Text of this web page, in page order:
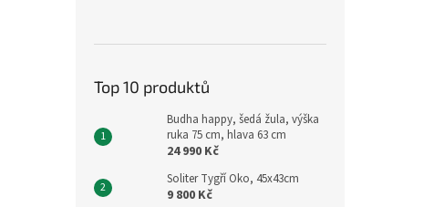
Top 10 produktů
Budha happy, šedá žula, výška
ruka 75 cm, hlava 63 cm
24 990 Kč
Soliter Tygří Oko, 45x43cm
9 800 Kč